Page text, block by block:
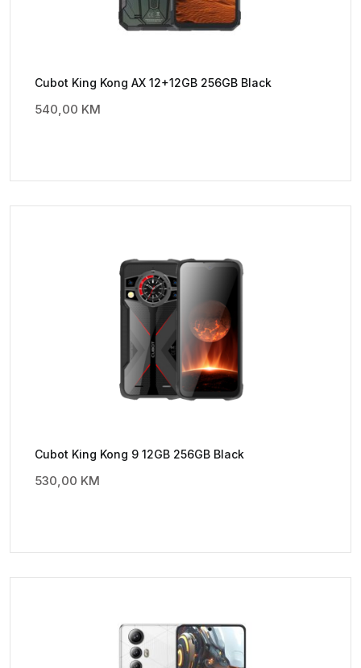
Cubot King Kong AX 12+12GB 256GB Black
540,00 KM
Cubot King Kong 9 12GB 256GB Black
530,00 KM